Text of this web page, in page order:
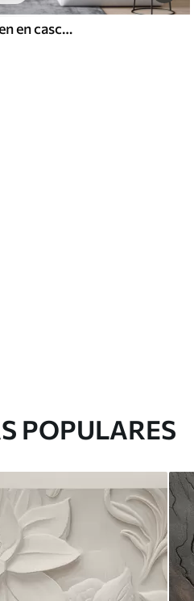
hojas con textura que caen en cascada, con flores en tonos turquesa y beige
POPULARES